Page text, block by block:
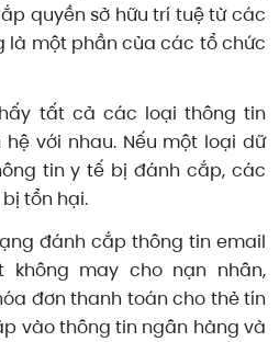
quyền sở hữu trí tuệ từ các
là một phần của các tổ chức
tất cả các loại thông tin
với nhau. Nếu một loại dữ
tin y tế bị đánh cắp, các
tổn hại.
đánh cắp thông tin email
không may cho nạn nhân,
đơn thanh toán cho thẻ tín
vào thông tin ngân hàng và